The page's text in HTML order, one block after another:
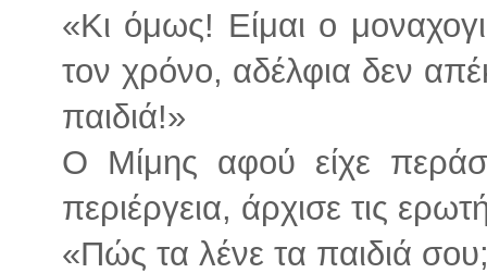
«Κι όμως! Είμαι ο
τον χρόνο, αδέλφια δεν
παιδιά!»
Ο Μίμης αφού είχε
περιέργεια, άρχισε τις
«Πώς τα λένε τα παιδιά